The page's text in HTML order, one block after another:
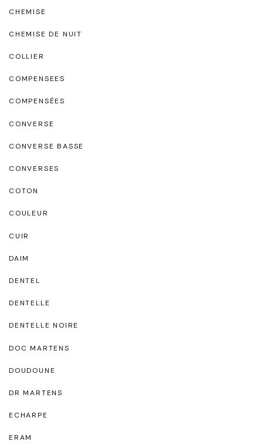
CHEMISE
CHEMISE DE NUIT
COLLIER
COMPENSEES
COMPENSÉES
CONVERSE
CONVERSE BASSE
CONVERSES
COTON
COULEUR
CUIR
DAIM
DENTEL
DENTELLE
DENTELLE NOIRE
DOC MARTENS
DOUDOUNE
DR MARTENS
ECHARPE
ERAM